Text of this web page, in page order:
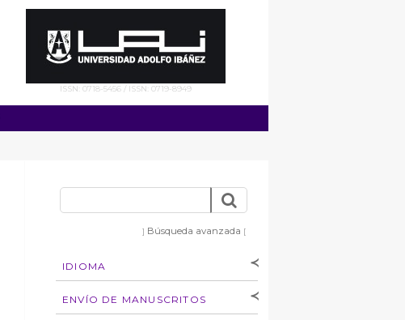
ISSN: 0718-5456 / ISSN: 0719-8949
] Búsqueda avanzada [
IDIOMA
[Español ] [English]
ENVÍO DE MANUSCRITOS